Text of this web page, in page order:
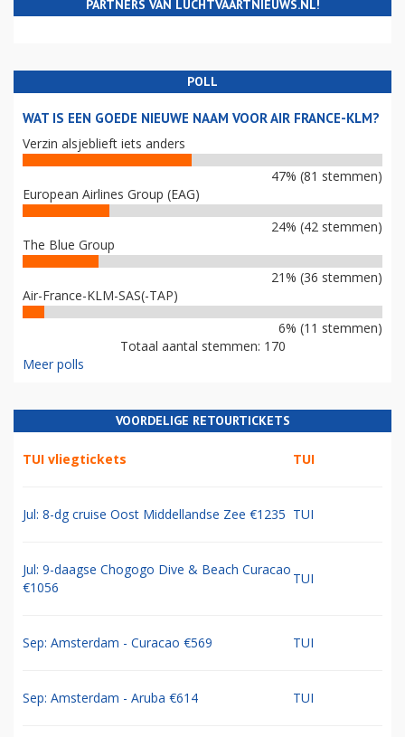
PARTNERS VAN LUCHTVAARTNIEUWS.NL!
POLL
WAT IS EEN GOEDE NIEUWE NAAM VOOR AIR FRANCE-KLM?
Verzin alsjeblieft iets anders
47% (81 stemmen)
European Airlines Group (EAG)
24% (42 stemmen)
The Blue Group
21% (36 stemmen)
Air-France-KLM-SAS(-TAP)
6% (11 stemmen)
Totaal aantal stemmen: 170
Meer polls
VOORDELIGE RETOURTICKETS
TUI vliegtickets TUI
Jul: 8-dg cruise Oost Middellandse Zee €1235 TUI
Jul: 9-daagse Chogogo Dive & Beach Curacao
€1056
TUI
Sep: Amsterdam - Curacao €569 TUI
Sep: Amsterdam - Aruba €614 TUI